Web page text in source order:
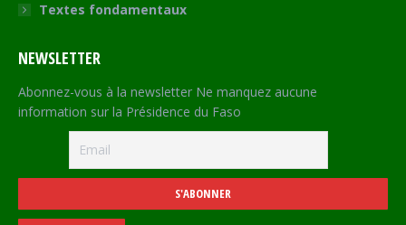
Textes fondamentaux
NEWSLETTER
Abonnez-vous à la newsletter Ne manquez aucune
information sur la Présidence du Faso